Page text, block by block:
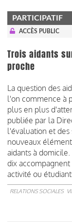
PARTICIPATIF
ACCÈS PUBLIC
Trois aidants
proche
La question des
l'on commence à
plus en plus
publiée par la
l'évaluation et des
nouveaux
aidants à
dix
activité ou
RELATIONS SOCIALES